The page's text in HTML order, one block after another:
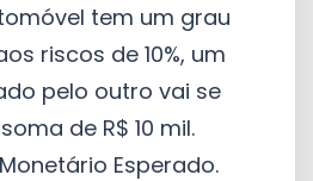
tem um grau
riscos de 10%, um
pelo outro vai se
de R$ 10 mil.
Esperado.